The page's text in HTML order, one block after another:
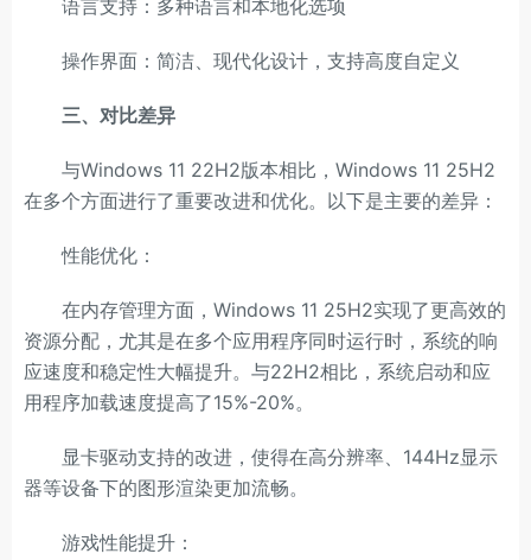
语言支持：多种语言和本地化选项
操作界面：简洁、现代化设计，支持高度自定义
三、对比差异
与Windows 11 22H2版本相比，Windows 11 25H2
在多个方面进行了重要改进和优化。以下是主要的差异：
性能优化：
在内存管理方面，Windows 11 25H2实现了更高效的
资源分配，尤其是在多个应用程序同时运行时，系统的响
应速度和稳定性大幅提升。与22H2相比，系统启动和应
用程序加载速度提高了15%-20%。
显卡驱动支持的改进，使得在高分辨率、144Hz显示
器等设备下的图形渲染更加流畅。
游戏性能提升：